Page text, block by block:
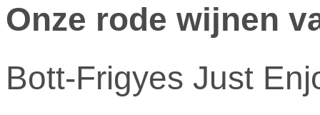
Onze rode wijnen
Bott-Frigyes Just